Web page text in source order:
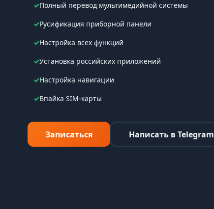
✓Полный перевод мультимедийной системы
✓Русификация приборной панели
✓Настройка всех функций
✓Установка российских приложений
✓Настройка навигации
✓Впайка SIM-карты
Записаться Написать в Telegram